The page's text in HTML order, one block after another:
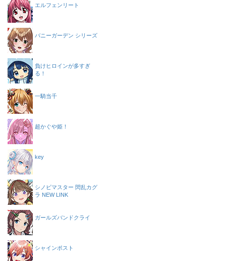
エルフェンリート
バニーガーデン シリーズ
負けヒロインが多すぎ
る！
一騎当千
超かぐや姫！
key
シノビマスター 閃乱カグ
ラ NEW LINK
ガールズバンドクライ
シャインポスト